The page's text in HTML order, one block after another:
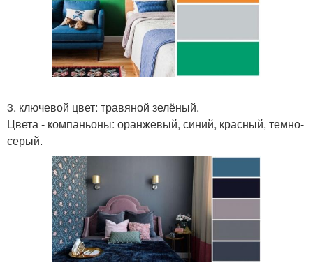
3. ключевой цвет: травяной зелёный.
Цвета - компаньоны: оранжевый, синий, красный, темно-
серый.